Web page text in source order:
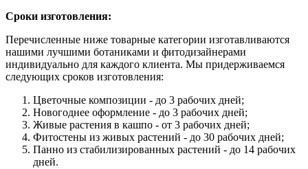
Сроки изготовления:
Перечисленные ниже товарные категории изготавливаются
нашими лучшими ботаниками и фитодизайнерами
индивидуально для каждого клиента. Мы придерживаемся
следующих сроков изготовления:
Цветочные композиции - до 3 рабочих дней;
Новогоднее оформление - до 3 рабочих дней;
Живые растения в кашпо - от 3 рабочих дней;
Фитостены из живых растений - до 30 рабочих дней;
Панно из стабилизированных растений - до 14 рабочих
дней.